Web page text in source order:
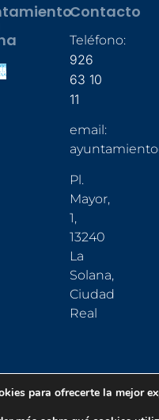
Contacto
Teléfono:
926
63 10
11
email:
Pl.
Mayor,
1,
13240
La
Solana,
Ciudad
Real
para ofrecerte la mejor